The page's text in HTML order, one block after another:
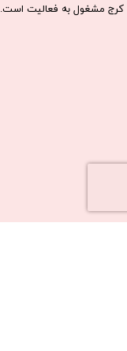
كرج مشغول به فعاليت است.​​​​​​​